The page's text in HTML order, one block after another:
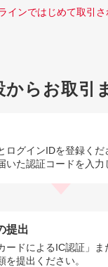
インではじめて取引
からお取引
ログインIDを登録くだ
いた認証コードを入力
提出
ードによるIC認証」
を提出ください。